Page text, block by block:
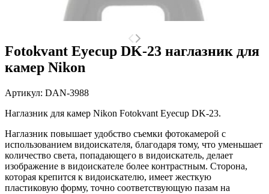
Fotokvant Eyecup DK-23 наглазник для
камер Nikon
Артикул: DAN-3988
Наглазник для камер Nikon Fotokvant Eyecup DK-23.
Наглазник повышает удобство съемки фотокамерой с
использованием видоискателя, благодаря тому, что уменьшает
количество света, попадающего в видоискатель, делает
изображение в видоискателе более контрастным. Сторона,
которая крепится к видоискателю, имеет жесткую
пластиковую форму, точно соответствующую пазам на